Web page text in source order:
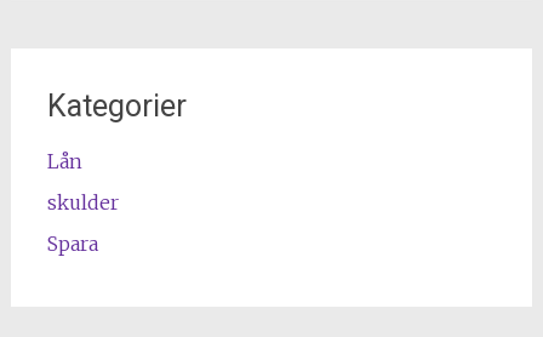
Kategorier
Lån
skulder
Spara